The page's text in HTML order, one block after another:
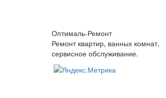
Оптималь-Ремонт
Ремонт квартир, ванных комнат,
сервисное обслуживание.